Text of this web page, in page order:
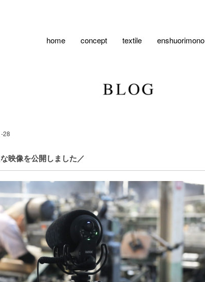
home concept textile enshuorimono
28
映像を公開しました／